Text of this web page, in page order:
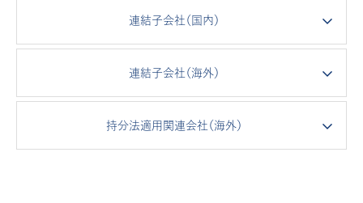
連結子会社（国内）
連結子会社（海外）
持分法適用関連会社（海外）